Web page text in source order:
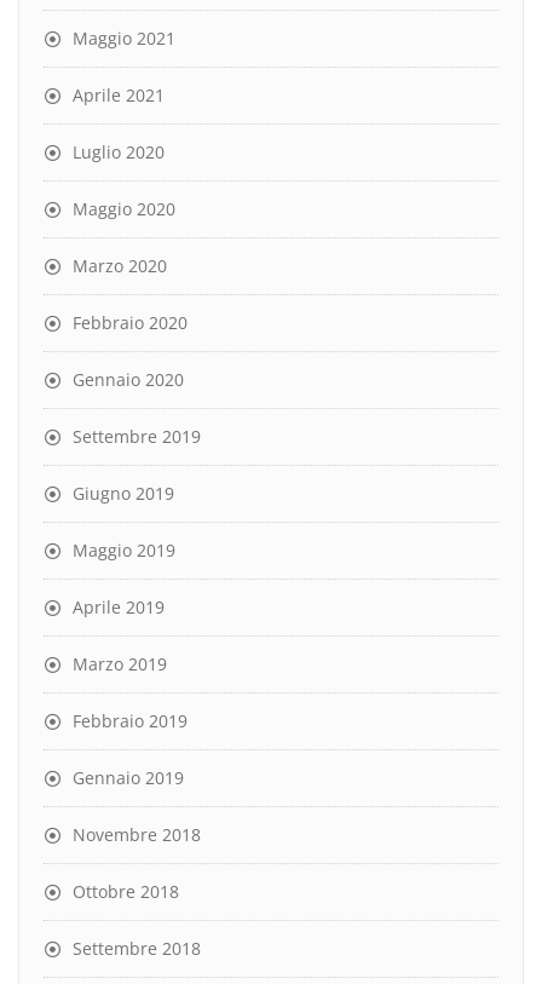
Maggio 2021
Aprile 2021
Luglio 2020
Maggio 2020
Marzo 2020
Febbraio 2020
Gennaio 2020
Settembre 2019
Giugno 2019
Maggio 2019
Aprile 2019
Marzo 2019
Febbraio 2019
Gennaio 2019
Novembre 2018
Ottobre 2018
Settembre 2018